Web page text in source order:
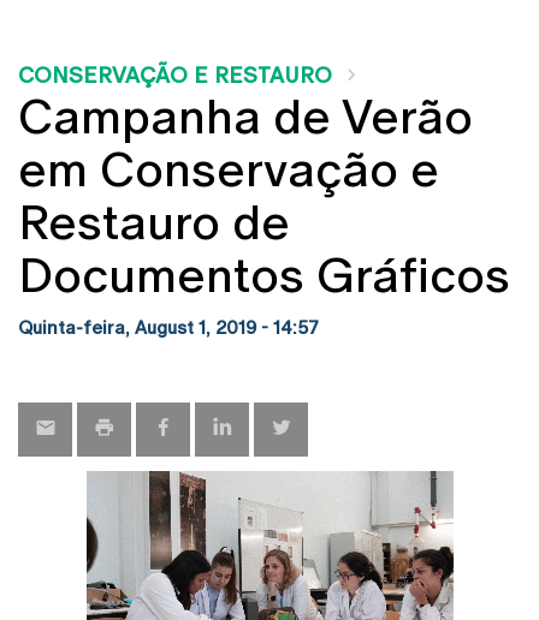
CONSERVAÇÃO E RESTAURO
Campanha de Verão
em Conservação e
Restauro de
Documentos Gráficos
Quinta-feira, August 1, 2019 - 14:57